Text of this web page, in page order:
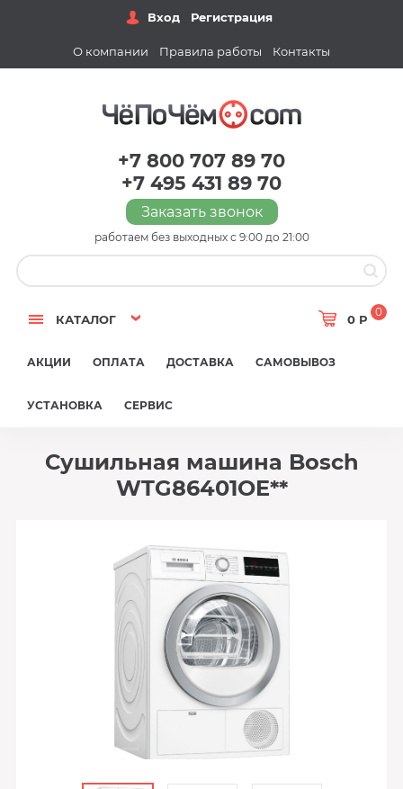
Вход Регистрация
О компании Правила работы Контакты
+7 800 707 89 70
+7 495 431 89 70
Заказать звонок
работаем без выходных с 9:00 до 21:00
КАТАЛОГ 0 Р
0
АКЦИИ ОПЛАТА ДОСТАВКА САМОВЫВОЗ
УСТАНОВКА СЕРВИС
Сушильная машина Bosch
WTG86401OE**